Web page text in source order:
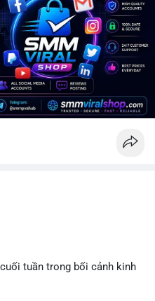
tuần trong bối cảnh kinh